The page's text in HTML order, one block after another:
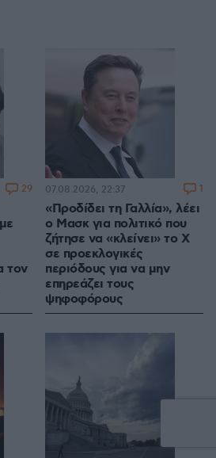
τον
29
«Προδίδει τη Γαλλία», λέει
ο Μασκ για πολιτικό που
ζήτησε να «κλείνει» το X
σε προεκλογικές
περιόδους για να μην
επηρεάζει τους
ψηφοφόρους
07.08.2026, 22:37 1